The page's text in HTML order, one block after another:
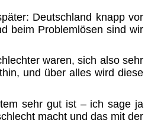
Deutschland knapp vor
beim Problemlösen sind wir
waren, sich also sehr
und über alles wird diese
sehr gut ist – ich sage ja
macht und das mit der